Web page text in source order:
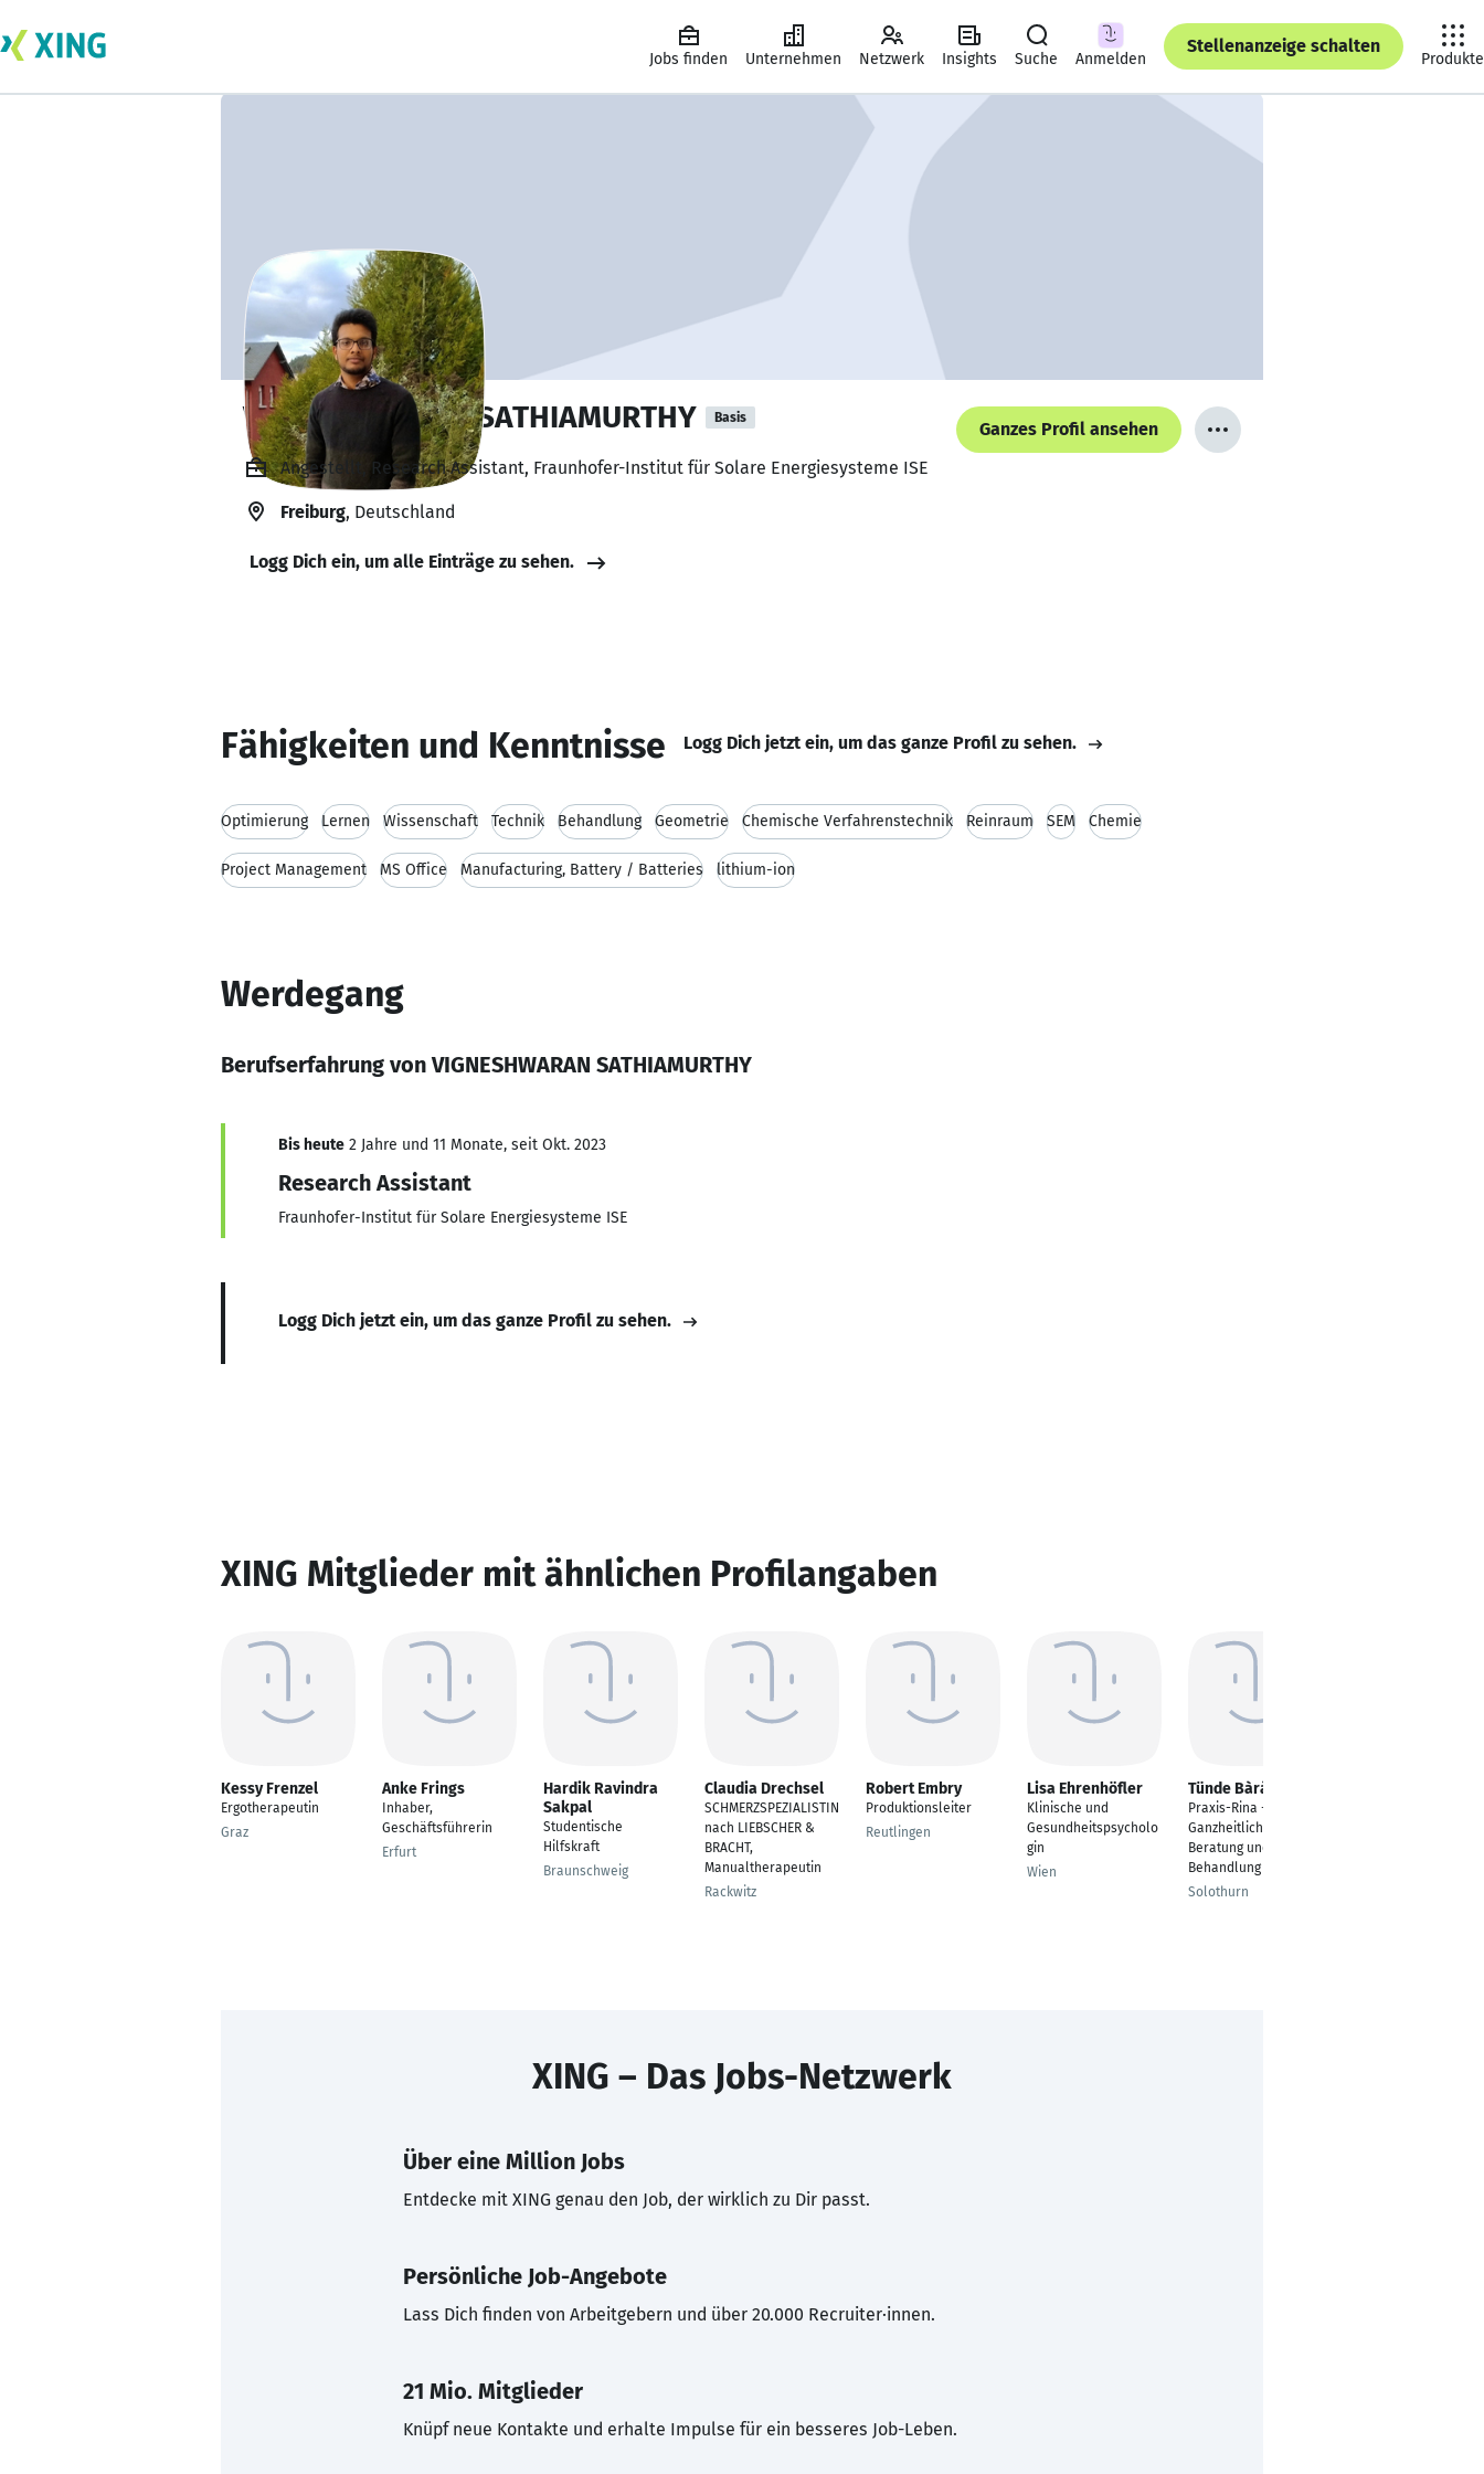
Jobs finden Unternehmen Netzwerk Insights Suche Anmelden
Stellenanzeige schalten
Produkte
VIGNESHWARAN SATHIAMURTHY Basis
Ganzes Profil ansehen
Angestellt, Research Assistant, Fraunhofer-Institut für Solare Energiesysteme ISE
Freiburg, Deutschland
Logg Dich ein, um alle Einträge zu sehen.
Fähigkeiten und Kenntnisse Logg Dich jetzt ein, um das ganze Profil zu sehen.
Optimierung Lernen Wissenschaft Technik Behandlung Geometrie Chemische Verfahrenstechnik Reinraum SEM Chemie
Project Management MS Office Manufacturing, Battery / Batteries lithium-ion
Werdegang
Berufserfahrung von VIGNESHWARAN SATHIAMURTHY
Bis heute 2 Jahre und 11 Monate, seit Okt. 2023
Research Assistant
Fraunhofer-Institut für Solare Energiesysteme ISE
Logg Dich jetzt ein, um das ganze Profil zu sehen.
XING Mitglieder mit ähnlichen Profilangaben
Kessy Frenzel
Ergotherapeutin
Graz
Anke Frings
Inhaber,
Geschäftsführerin
Erfurt
Hardik Ravindra
Sakpal
Studentische
Hilfskraft
Braunschweig
Claudia Drechsel
SCHMERZSPEZIALISTIN
nach LIEBSCHER &
BRACHT,
Manualtherapeutin
Rackwitz
Robert Embry
Produktionsleiter
Reutlingen
Lisa Ehrenhöfler
Klinische und
Gesundheitspsycholo
gin
Wien
Tünde Bàràny
Praxis-Rina -
Ganzheitliche
Beratung und
Behandlung
Solothurn
XING – Das Jobs-Netzwerk
Über eine Million Jobs
Entdecke mit XING genau den Job, der wirklich zu Dir passt.
Persönliche Job-Angebote
Lass Dich finden von Arbeitgebern und über 20.000 Recruiter·innen.
21 Mio. Mitglieder
Knüpf neue Kontakte und erhalte Impulse für ein besseres Job-Leben.